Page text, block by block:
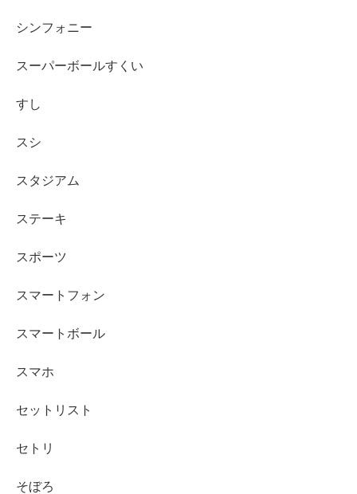
シンフォニー
スーパーボールすくい
すし
スシ
スタジアム
ステーキ
スポーツ
スマートフォン
スマートボール
スマホ
セットリスト
セトリ
そぼろ